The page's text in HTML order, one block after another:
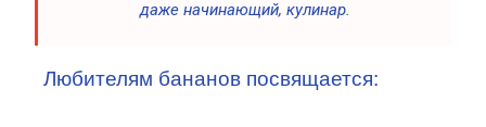
даже начинающий, кулинар.
Любителям бананов посвящается: